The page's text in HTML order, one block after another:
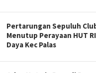
Pertarungan Sepuluh
Menutup Perayaan HUT
Daya Kec Palas